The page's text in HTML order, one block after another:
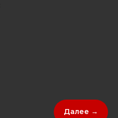
Далее →